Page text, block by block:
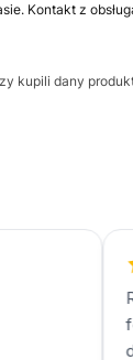
Kontakt z
kupili dany